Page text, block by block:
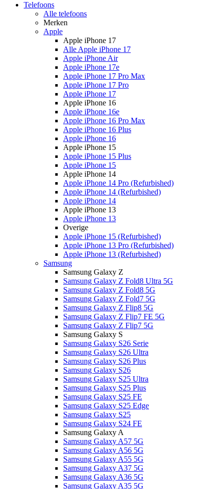
Telefoons
Alle telefoons
Merken
Apple
Apple iPhone 17
Alle Apple iPhone 17
Apple iPhone Air
Apple iPhone 17e
Apple iPhone 17 Pro Max
Apple iPhone 17 Pro
Apple iPhone 17
Apple iPhone 16
Apple iPhone 16e
Apple iPhone 16 Pro Max
Apple iPhone 16 Plus
Apple iPhone 16
Apple iPhone 15
Apple iPhone 15 Plus
Apple iPhone 15
Apple iPhone 14
Apple iPhone 14 Pro (Refurbished)
Apple iPhone 14 (Refurbished)
Apple iPhone 14
Apple iPhone 13
Apple iPhone 13
Overige
Apple iPhone 15 (Refurbished)
Apple iPhone 13 Pro (Refurbished)
Apple iPhone 13 (Refurbished)
Samsung
Samsung Galaxy Z
Samsung Galaxy Z Fold8 Ultra 5G
Samsung Galaxy Z Fold8 5G
Samsung Galaxy Z Fold7 5G
Samsung Galaxy Z Flip8 5G
Samsung Galaxy Z Flip7 FE 5G
Samsung Galaxy Z Flip7 5G
Samsung Galaxy S
Samsung Galaxy S26 Serie
Samsung Galaxy S26 Ultra
Samsung Galaxy S26 Plus
Samsung Galaxy S26
Samsung Galaxy S25 Ultra
Samsung Galaxy S25 Plus
Samsung Galaxy S25 FE
Samsung Galaxy S25 Edge
Samsung Galaxy S25
Samsung Galaxy S24 FE
Samsung Galaxy A
Samsung Galaxy A57 5G
Samsung Galaxy A56 5G
Samsung Galaxy A55 5G
Samsung Galaxy A37 5G
Samsung Galaxy A36 5G
Samsung Galaxy A35 5G